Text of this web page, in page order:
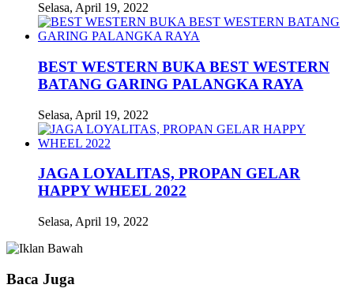
Selasa, April 19, 2022
BEST WESTERN BUKA BEST WESTERN
BATANG GARING PALANGKA RAYA
Selasa, April 19, 2022
JAGA LOYALITAS, PROPAN GELAR
HAPPY WHEEL 2022
Selasa, April 19, 2022
Baca Juga